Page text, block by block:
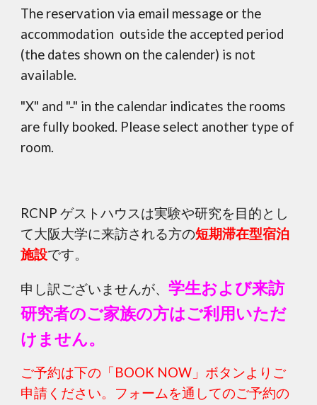
The reservation via email message or the
accommodation outside the accepted period
(the dates shown on the calender) is not
available.
"X" and "-" in the calendar indicates the rooms
are fully booked. Please select another type of
room.
RCNP ゲストハウスは実験や研究を目的とし
て大阪大学に来訪される方の短期滞在型宿泊
施設です。
申し訳ございませんが、学生および来訪
研究者のご家族の方はご利用いただ
けません。
ご予約は下の「BOOK NOW」ボタンよりご
申請ください。フォームを通してのご予約の